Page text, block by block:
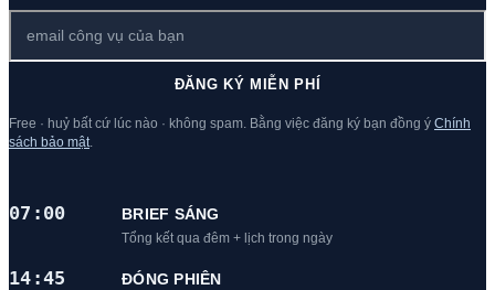
ĐĂNG KÝ MIỄN PHÍ
Free · huỷ bất cứ lúc nào · không spam. Bằng việc đăng ký bạn đồng ý Chính
sách bảo mật
07:00 BRIEF SÁNG
Tổng kết qua đêm + lịch trong ngày
14:45 ĐÓNG PHIÊN